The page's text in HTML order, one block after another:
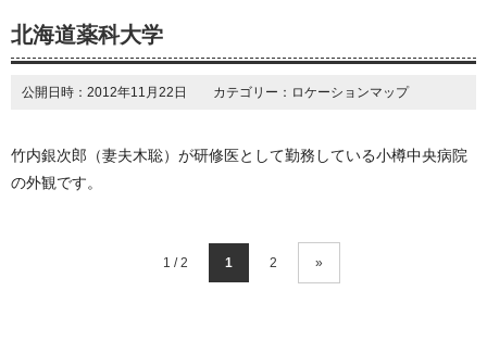
北海道薬科大学
公開日時：2012年11月22日 カテゴリー：ロケーションマップ
竹内銀次郎（妻夫木聡）が研修医として勤務している小樽中央病院
の外観です。
1 / 2 1 2 »